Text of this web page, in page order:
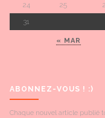
« MAR
24
25
31
ABONNEZ-VOUS ! :)
Chaque nouvel article publié